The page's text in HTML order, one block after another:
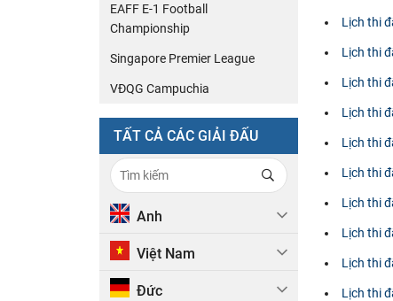
EAFF E-1 Football
Championship
Singapore Premier League
VĐQG Campuchia
TẤT CẢ CÁC GIẢI ĐẤU
Anh
Việt Nam
Đức
Lịch thi
Lịch thi
Lịch thi
Lịch thi
Lịch thi
Lịch thi
Lịch thi
Lịch thi
Lịch thi
Lịch thi